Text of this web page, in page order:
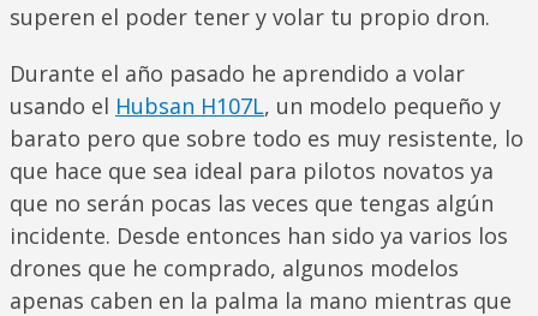
superen el poder tener y volar tu propio dron.
Durante el año pasado he aprendido a volar
usando el Hubsan H107L, un modelo pequeño y
barato pero que sobre todo es muy resistente, lo
que hace que sea ideal para pilotos novatos ya
que no serán pocas las veces que tengas algún
incidente. Desde entonces han sido ya varios los
drones que he comprado, algunos modelos
apenas caben en la palma la mano mientras que